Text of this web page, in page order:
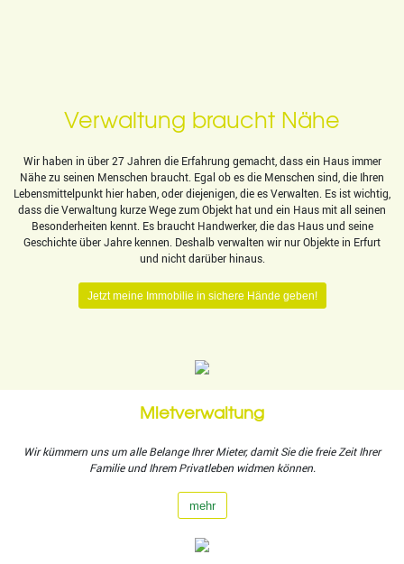
Verwaltung braucht Nähe
Wir haben in über 27 Jahren die Erfahrung gemacht, dass ein Haus immer
Nähe zu seinen Menschen braucht. Egal ob es die Menschen sind, die Ihren
Lebensmittelpunkt hier haben, oder diejenigen, die es Verwalten. Es ist wichtig,
dass die Verwaltung kurze Wege zum Objekt hat und ein Haus mit all seinen
Besonderheiten kennt. Es braucht Handwerker, die das Haus und seine
Geschichte über Jahre kennen. Deshalb verwalten wir nur Objekte in Erfurt
und nicht darüber hinaus.
Jetzt meine Immobilie in sichere Hände geben!
Mietverwaltung
Wir kümmern uns um alle Belange Ihrer Mieter, damit Sie die freie Zeit Ihrer
Familie und Ihrem Privatleben widmen können.
mehr